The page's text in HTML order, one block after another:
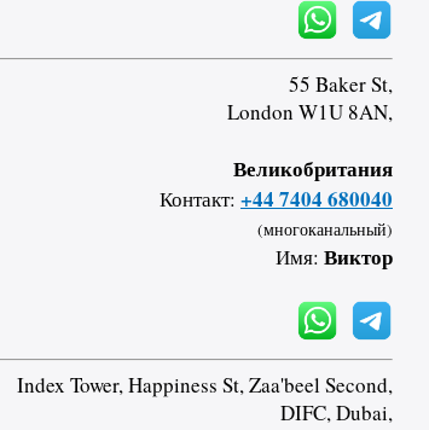
55 Baker St,
London W1U 8AN,
Великобритания
Контакт: +44 7404 680040
(многоканальный)
Имя: Виктор
Index Tower, Happiness St, Zaa'beel Second,
DIFC, Dubai,